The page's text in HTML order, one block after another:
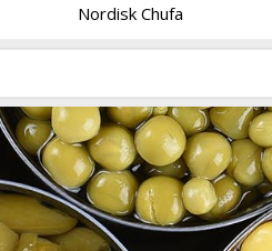
Nordisk Chufa